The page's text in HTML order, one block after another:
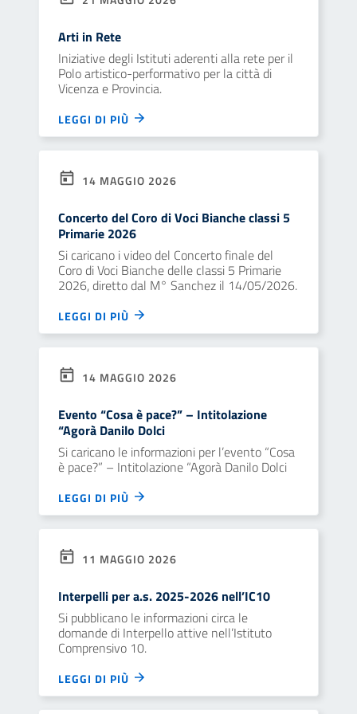
Arti in Rete
Iniziative degli Istituti aderenti alla rete per il
Polo artistico-performativo per la città di
Vicenza e Provincia.
LEGGI DI PIÙ
14 MAGGIO 2026
Concerto del Coro di Voci Bianche classi 5
Primarie 2026
Si caricano i video del Concerto finale del
Coro di Voci Bianche delle classi 5 Primarie
2026, diretto dal M° Sanchez il 14/05/2026.
LEGGI DI PIÙ
14 MAGGIO 2026
Evento “Cosa è pace?” – Intitolazione
“Agorà Danilo Dolci
Si caricano le informazioni per l’evento “Cosa
è pace?” – Intitolazione “Agorà Danilo Dolci
LEGGI DI PIÙ
11 MAGGIO 2026
Interpelli per a.s. 2025-2026 nell’IC10
Si pubblicano le informazioni circa le
domande di Interpello attive nell’Istituto
Comprensivo 10.
LEGGI DI PIÙ